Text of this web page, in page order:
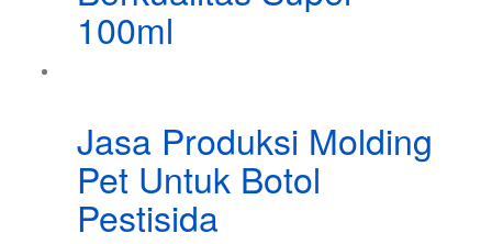
100ml
Jasa Produksi Molding
Pet Untuk Botol
Pestisida